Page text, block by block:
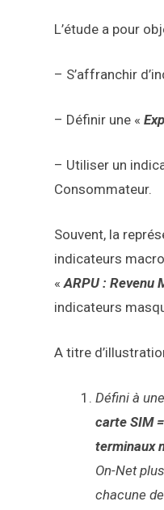
L’étude a pour
– S’affranchir
– Définir une «
– Utiliser un
Consommateur.
Souvent, la
indicateurs
«ARPU : Revenu
indicateurs
A titre
Défini à
carte SIM
terminaux
On-Net
chacune